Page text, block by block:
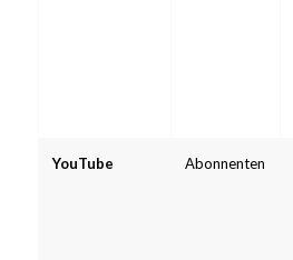
YouTube Abonnenten